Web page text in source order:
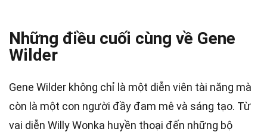
Những điều cuối cùng về Gene
Wilder
Gene Wilder không chỉ là một diễn viên tài năng mà
còn là một con người đầy đam mê và sáng tạo. Từ
vai diễn Willy Wonka huyền thoại đến những bộ